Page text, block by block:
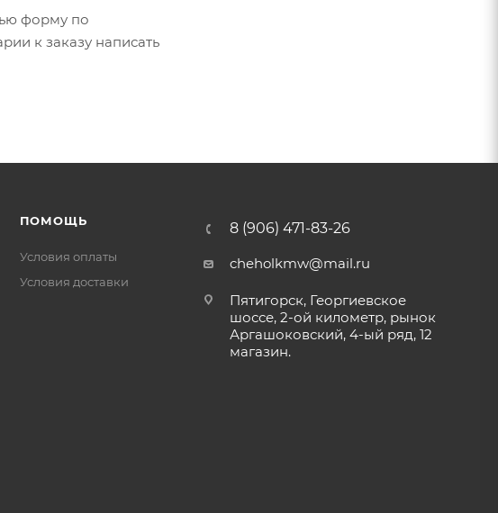
форму по
к заказу написать
ПОМОЩЬ
Условия оплаты
Условия доставки
8 (906) 471-83-26
cheholkmw@mail.ru
Пятигорск, Георгиевское
шоссе, 2-ой километр, рынок
Аргашоковский, 4-ый ряд, 12
магазин.